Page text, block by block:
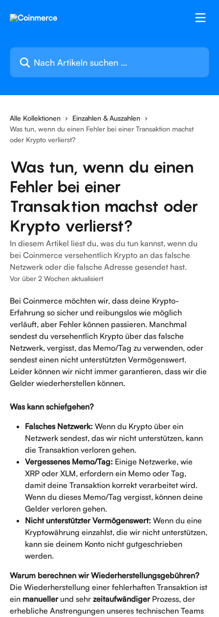
Nach Artikeln suchen …
Alle Kollektionen
Einzahlen & Auszahlen
Was tun, wenn du einen Fehler bei einer Transaktion machst
oder Krypto verlierst?
Was tun, wenn du einen
Fehler bei einer
Transaktion machst oder
Krypto verlierst?
In diesem Artikel liest du, was du tun kannst, wenn du
bei Coinmerce versehentlich Krypto an das falsche
Netzwerk oder die falsche Adresse gesendet hast.
Vor über 2 Wochen aktualisiert
Bei Coinmerce möchten wir, dass deine Krypto-
Erfahrung so sicher und reibungslos wie möglich
verläuft, aber Fehler können passieren. Manchmal
sendest du versehentlich Krypto über das falsche
Netzwerk, vergisst, das Memo/Tag zu verwenden, oder
sendest einen nicht unterstützten Vermögenswert.
Leider können wir nicht immer garantieren, dass wir die
Gelder wiederherstellen können.
Was kann schiefgehen?
Falsches Netzwerk: Wenn du Krypto über ein
Netzwerk sendest, das wir nicht unterstützen, kann
die Transaktion verloren gehen.
Vergessenes Memo/Tag: Einige Netzwerke, wie
XRP oder XLM, erfordern ein Memo oder Tag,
damit deine Transaktion korrekt verarbeitet wird.
Wenn du dieses Memo/Tag vergisst, können deine
Gelder verloren gehen.
Nicht unterstützter Vermögenswert: Wenn du eine
Kryptowährung einzahlst, die wir nicht unterstützen,
kann sie deinem Konto nicht gutgeschrieben
werden.
Warum berechnen wir Wiederherstellungsgebühren?
Die Wiederherstellung einer fehlerhaften Transaktion ist
ein manueller und sehr zeitaufwändiger Prozess, der
erhebliche Anstrengungen unseres technischen Teams